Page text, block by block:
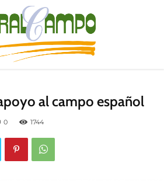
al campo español
0 1744